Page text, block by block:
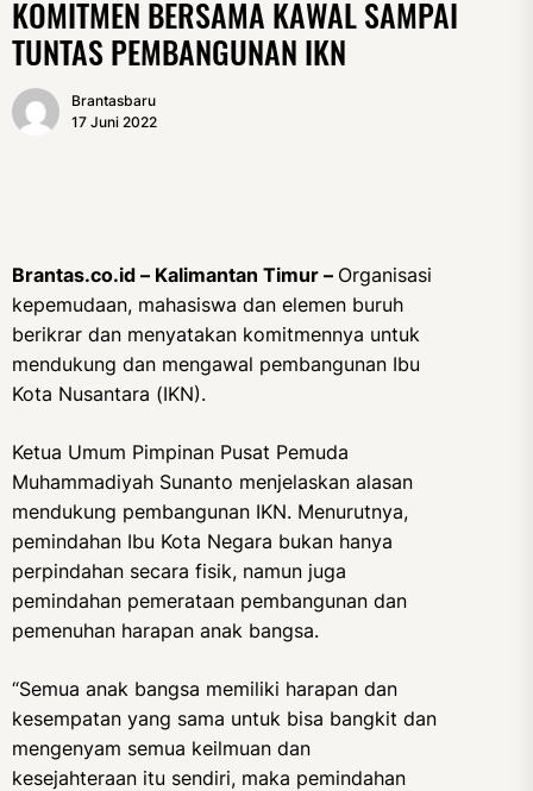
KOMITMEN BERSAMA KAWAL SAMPAI
TUNTAS PEMBANGUNAN IKN
Brantasbaru
17 Juni 2022
Brantas.co.id – Kalimantan Timur – Organisasi
kepemudaan, mahasiswa dan elemen buruh
berikrar dan menyatakan komitmennya untuk
mendukung dan mengawal pembangunan Ibu
Kota Nusantara (IKN).
Ketua Umum Pimpinan Pusat Pemuda
Muhammadiyah Sunanto menjelaskan alasan
mendukung pembangunan IKN. Menurutnya,
pemindahan Ibu Kota Negara bukan hanya
perpindahan secara fisik, namun juga
pemindahan pemerataan pembangunan dan
pemenuhan harapan anak bangsa.
“Semua anak bangsa memiliki harapan dan
kesempatan yang sama untuk bisa bangkit dan
mengenyam semua keilmuan dan
kesejahteraan itu sendiri, maka pemindahan